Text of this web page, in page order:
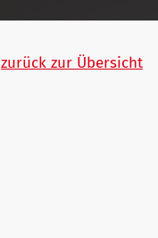
zurück zur Übersicht